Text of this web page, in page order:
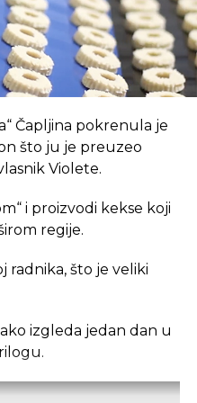
su okruženi sličnim
i radnu
u kućnom
je umrežavanje i
ideja, kontakata i
postaje inkubator
nomada u coworking
Čapljina pokrenula je
što ju je preuzeo
Violete.
i proizvodi kekse koji
regije.
radnika, što je veliki
izgleda jedan dan u